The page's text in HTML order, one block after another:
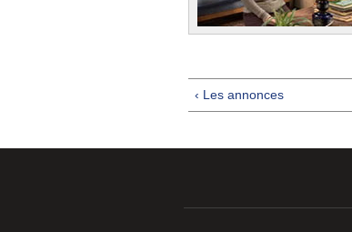
‹ Les annonces